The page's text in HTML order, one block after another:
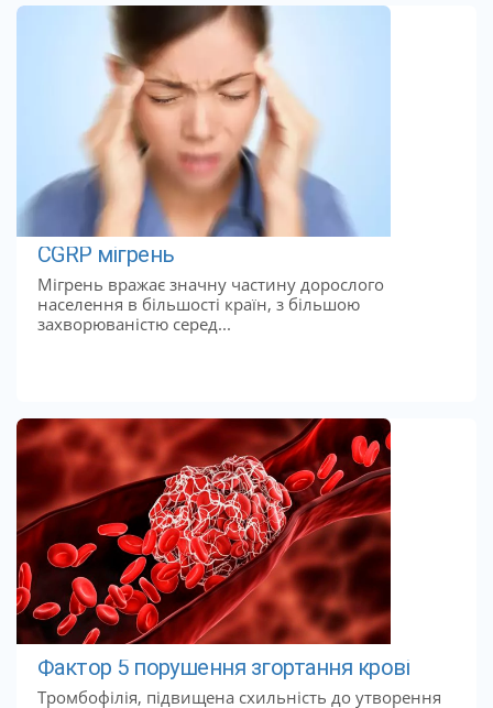
CGRP мігрень
Мігрень вражає значну частину дорослого
населення в більшості країн, з більшою
захворюваністю серед...
Фактор 5 порушення згортання крові
Тромбофілія, підвищена схильність до утворення